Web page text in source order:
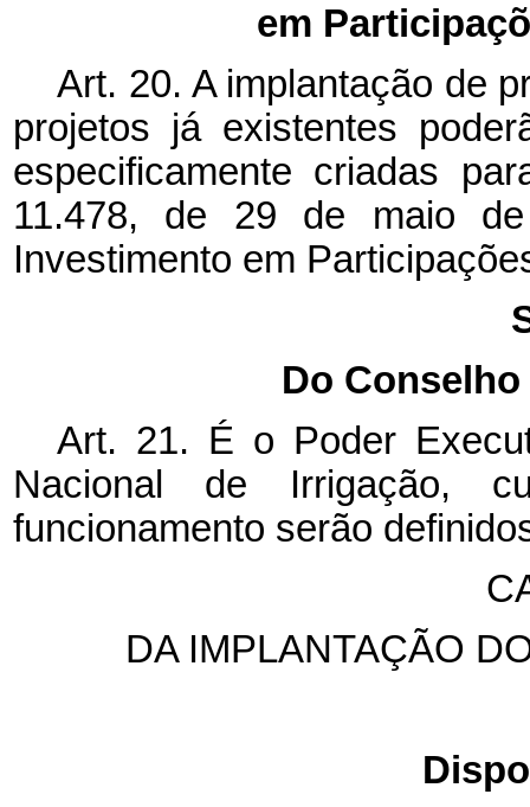
em
Art. 20. A implantação de
projetos já existentes
especificamente criadas
11.478, de 29 de maio
Investimento em
Do
Art. 21. É o Poder
Nacional de Irrigação,
funcionamento serão
DA IMPLANTAÇÃO